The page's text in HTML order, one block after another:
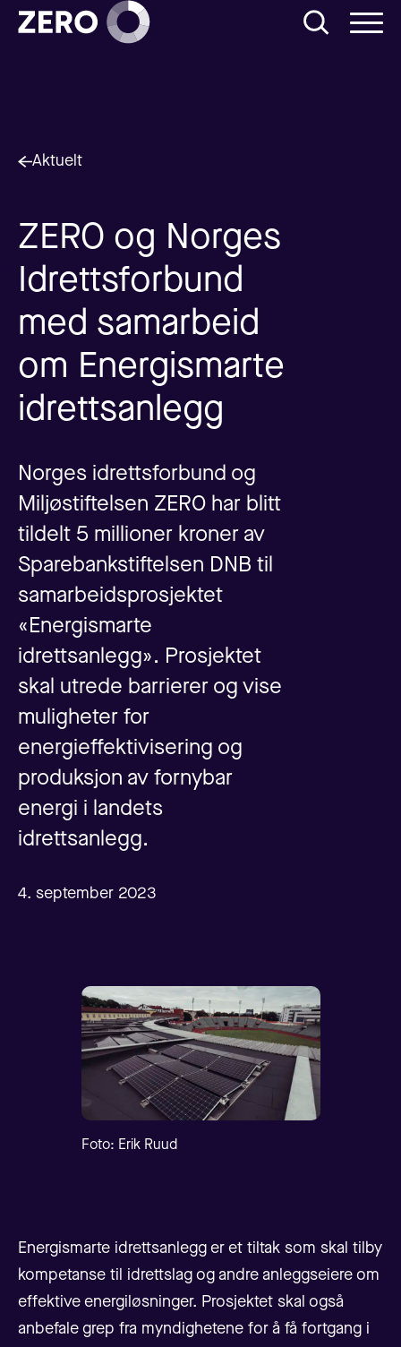
Aktuelt
ZERO og Norges
Idrettsforbund
med samarbeid
om Energismarte
idrettsanlegg
Norges idrettsforbund og
Miljøstiftelsen ZERO har blitt
tildelt 5 millioner kroner av
Sparebankstiftelsen DNB til
samarbeidsprosjektet
«Energismarte
idrettsanlegg». Prosjektet
skal utrede barrierer og vise
muligheter for
energieffektivisering og
produksjon av fornybar
energi i landets
idrettsanlegg.
4. september 2023
Foto: Erik Ruud
Energismarte idrettsanlegg er et tiltak som skal tilby
kompetanse til idrettslag og andre anleggseiere om
effektive energiløsninger. Prosjektet skal også
anbefale grep fra myndighetene for å få fortgang i